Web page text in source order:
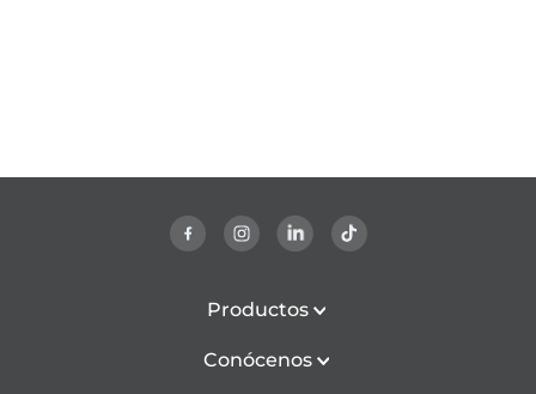
Productos
Conócenos